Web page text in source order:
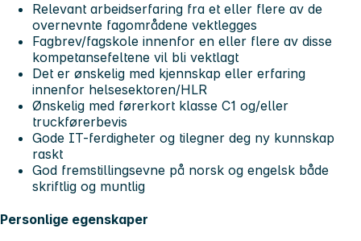
Relevant arbeidserfaring fra et eller flere av de
overnevnte fagområdene vektlegges
Fagbrev/fagskole innenfor en eller flere av disse
kompetansefeltene vil bli vektlagt
Det er ønskelig med kjennskap eller erfaring
innenfor helsesektoren/HLR
Ønskelig med førerkort klasse C1 og/eller
truckførerbevis
Gode IT-ferdigheter og tilegner deg ny kunnskap
raskt
God fremstillingsevne på norsk og engelsk både
skriftlig og muntlig
Personlige egenskaper